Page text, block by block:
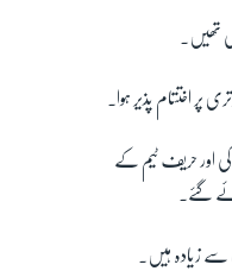
پر اختتام پذیر ہوا۔
کی اور حریف ٹیم کے
گئے۔